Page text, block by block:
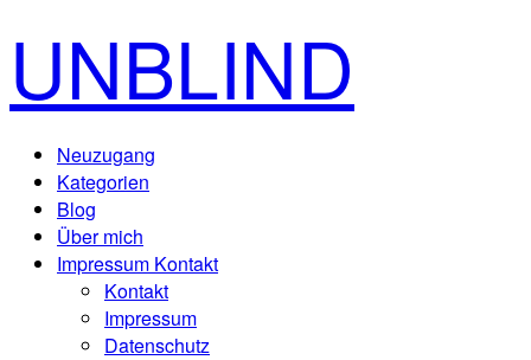
UNBLIND
Neuzugang
Kategorien
Blog
Über mich
Impressum Kontakt
Kontakt
Impressum
Datenschutz